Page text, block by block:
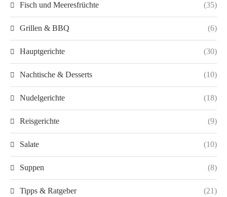
Fisch und Meeresfrüchte (35)
Grillen & BBQ (6)
Hauptgerichte (30)
Nachtische & Desserts (10)
Nudelgerichte (18)
Reisgerichte (9)
Salate (10)
Suppen (8)
Tipps & Ratgeber (21)